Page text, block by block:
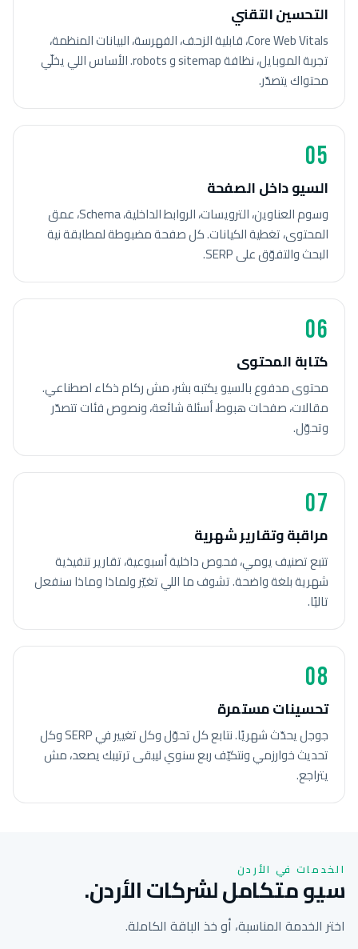
التحسين التقني
Core Web Vitals، قابلية الزحف، الفهرسة، البيانات المنظمة،
تجربة الموبايل، نظافة sitemap و robots. الأساس اللي يخلّي
محتواك يتصدّر.
05
السيو داخل الصفحة
وسوم العناوين، الترويسات، الروابط الداخلية، Schema، عمق
المحتوى، تغطية الكيانات. كل صفحة مضبوطة لمطابقة نية
البحث والتفوّق على SERP.
06
كتابة المحتوى
محتوى مدفوع بالسيو يكتبه بشر، مش ركام ذكاء اصطناعي.
مقالات، صفحات هبوط، أسئلة شائعة، ونصوص فئات تتصدّر
وتحوّل.
07
مراقبة وتقارير شهرية
تتبع تصنيف يومي، فحوص داخلية أسبوعية، تقارير تنفيذية
شهرية بلغة واضحة. تشوف ما اللي تغيّر ولماذا وماذا سنفعل
تاليًا.
08
تحسينات مستمرة
جوجل يحدّث شهريًا. نتابع كل تحوّل وكل تغيير في SERP وكل
تحديث خوارزمي ونتكيّف ربع سنوي ليبقى ترتيبك يصعد، مش
يتراجع.
الخدمات في الأردن
سيو متكامل لشركات الأردن.
اختر الخدمة المناسبة، أو خذ الباقة الكاملة.